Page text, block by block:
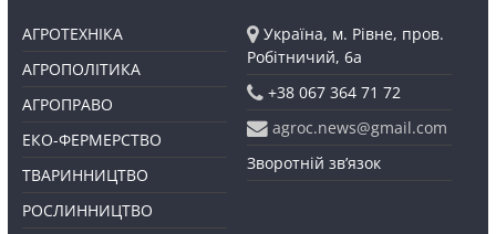
АГРОТЕХНІКА
АГРОПОЛІТИКА
АГРОПРАВО
ЕКО-ФЕРМЕРСТВО
ТВАРИННИЦТВО
РОСЛИННИЦТВО
Україна, м. Рівне, пров.
Робітничий, 6а
+38 067 364 71 72
agroc.news@gmail.com
Зворотній зв’язок